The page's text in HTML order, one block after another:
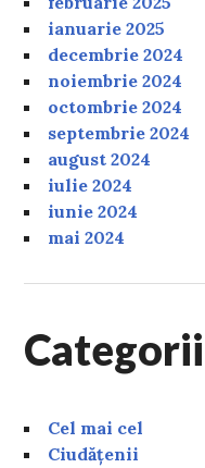
ianuarie 2025
decembrie 2024
noiembrie 2024
octombrie 2024
septembrie 2024
august 2024
iulie 2024
iunie 2024
mai 2024
Categorii
Cel mai cel
Ciudățenii